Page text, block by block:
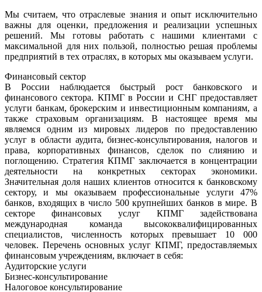
Мы считаем, что отраслевые знания и опыт исключительно
важны для оценки, предложения и реализации успешных
решений. Мы готовы работать с нашими клиентами с
максимальной для них пользой, полностью решая проблемы
предприятий в тех отраслях, в которых мы оказываем услуги.
Финансовый сектор
В России наблюдается быстрый рост банковского и
финансового сектора. КПМГ в России и СНГ предоставляет
услуги банкам, брокерским и инвестиционным компаниям, а
также страховым организациям. В настоящее время мы
являемся одним из мировых лидеров по предоставлению
услуг в области аудита, бизнес-консультирования, налогов и
права, корпоративных финансов, сделок по слиянию и
поглощению. Стратегия КПМГ заключается в концентрации
деятельности на конкретных секторах экономики.
Значительная доля наших клиентов относится к банковскому
сектору, и мы оказываем профессиональные услуги 47%
банков, входящих в число 500 крупнейших банков в мире. В
секторе финансовых услуг КПМГ задействована
международная команда высококвалифицированных
специалистов, численность которых превышает 10 000
человек. Перечень основных услуг КПМГ, предоставляемых
финансовым учреждениям, включает в себя:
Аудиторские услуги
Бизнес-консультирование
Налоговое консультирование